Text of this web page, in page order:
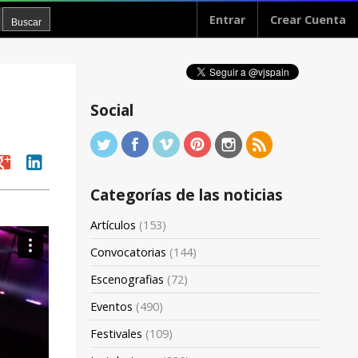
Entrar Crear Cuenta
linkedin
Social
Categorías de las noticias
Artículos (153)
Convocatorias (144)
Escenografias (72)
Eventos (490)
Festivales (109)